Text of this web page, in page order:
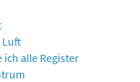
Luft
ich alle Register